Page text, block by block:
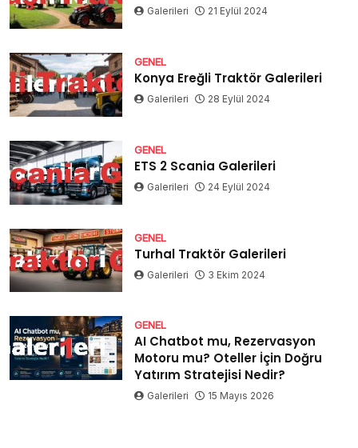
Galerileri 21 Eylül 2024
GENEL
Konya Ereğli Traktör Galerileri
Galerileri 28 Eylül 2024
GENEL
ETS 2 Scania Galerileri
Galerileri 24 Eylül 2024
GENEL
Turhal Traktör Galerileri
Galerileri 3 Ekim 2024
GENEL
AI Chatbot mu, Rezervasyon
Motoru mu? Oteller İçin Doğru
Yatırım Stratejisi Nedir?
Galerileri 15 Mayıs 2026